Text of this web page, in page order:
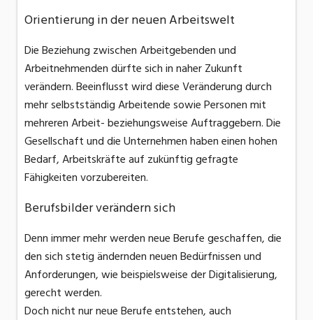
Orientierung in der neuen Arbeitswelt
Die Beziehung zwischen Arbeitgebenden und
Arbeitnehmenden dürfte sich in naher Zukunft
verändern. Beeinflusst wird diese Veränderung durch
mehr selbstständig Arbeitende sowie Personen mit
mehreren Arbeit- beziehungsweise Auftraggebern. Die
Gesellschaft und die Unternehmen haben einen hohen
Bedarf, Arbeitskräfte auf zukünftig gefragte
Fähigkeiten vorzubereiten.
Berufsbilder verändern sich
Denn immer mehr werden neue Berufe geschaffen, die
den sich stetig ändernden neuen Bedürfnissen und
Anforderungen, wie beispielsweise der Digitalisierung,
gerecht werden.
Doch nicht nur neue Berufe entstehen, auch